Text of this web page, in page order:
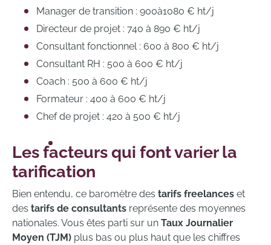
Manager de transition : 900à1080 € ht/j
Directeur de projet : 740 à 890 € ht/j
Consultant fonctionnel : 600 à 800 € ht/j
Consultant RH : 500 à 600 € ht/j
Coach : 500 à 600 € ht/j
Formateur : 400 à 600 € ht/j
Chef de projet : 420 à 500 € ht/j
Les facteurs qui font varier la
tarification
Bien entendu, ce baromètre des tarifs freelances et
des tarifs de consultants représente des moyennes
nationales. Vous êtes parti sur un Taux Journalier
Moyen (TJM) plus bas ou plus haut que les chiffres